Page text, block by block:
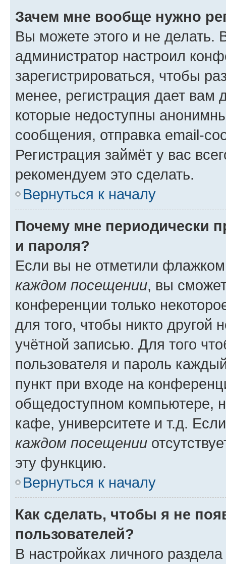
Зачем мне вообще нужно
Вы можете этого и не делать.
администратор настроил
зарегистрироваться, чтобы
менее, регистрация дает вам
которые недоступны
сообщения, отправка email-
Регистрация займёт у вас
рекомендуем это сделать.
Вернуться к началу
Почему мне периодически
и пароля?
Если вы не отметили
каждом посещении, вы
конференции только
для того, чтобы никто другой
учётной записью. Для того
пользователя и пароль
пункт при входе на
общедоступном компьютере,
кафе, университете и т.д.
каждом посещении
эту функцию.
Вернуться к началу
Как сделать, чтобы я не
пользователей?
В настройках личного